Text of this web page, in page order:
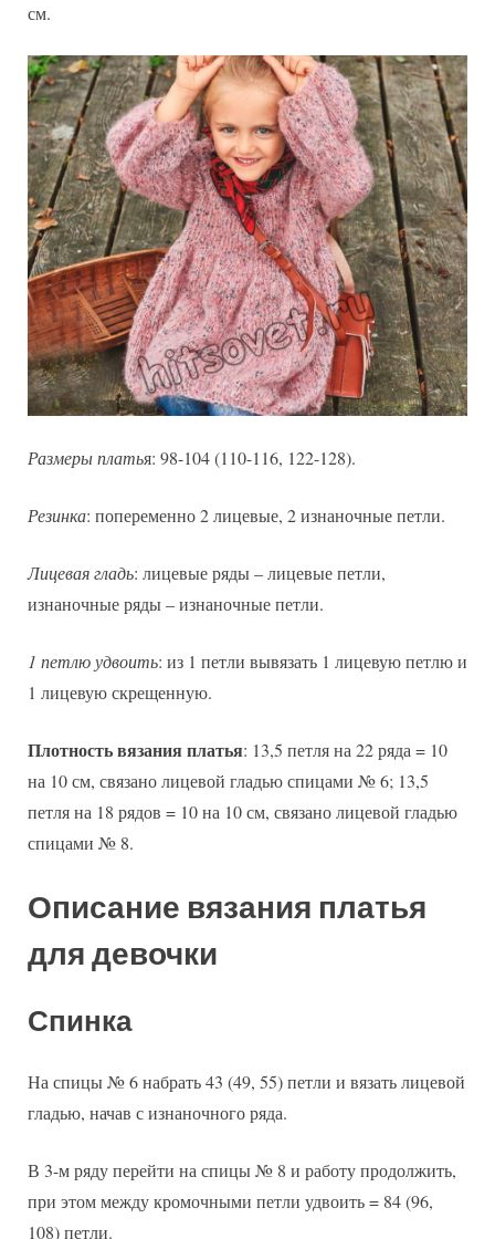
см.
Размеры платья: 98-104 (110-116, 122-128).
Резинка: попеременно 2 лицевые, 2 изнаночные петли.
Лицевая гладь: лицевые ряды – лицевые петли,
изнаночные ряды – изнаночные петли.
1 петлю удвоить: из 1 петли вывязать 1 лицевую петлю и
1 лицевую скрещенную.
Плотность вязания платья: 13,5 петля на 22 ряда = 10
на 10 см, связано лицевой гладью спицами № 6; 13,5
петля на 18 рядов = 10 на 10 см, связано лицевой гладью
спицами № 8.
Описание вязания платья
для девочки
Спинка
На спицы № 6 набрать 43 (49, 55) петли и вязать лицевой
гладью, начав с изнаночного ряда.
В 3-м ряду перейти на спицы № 8 и работу продолжить,
при этом между кромочными петли удвоить = 84 (96,
108) петли.